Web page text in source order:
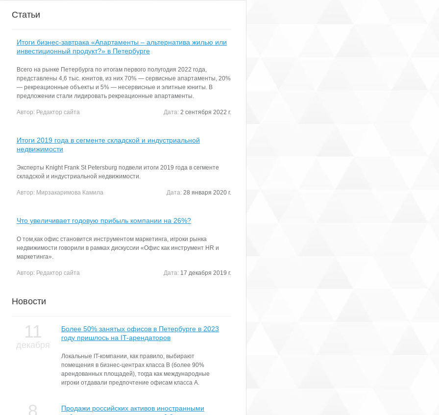
Статьи
Итоги бизнес-завтрака «Апартаменты – альтернатива жилью или
инвестиционный продукт?» в Петербурге
Всего на рынке Петербурга по итогам первого полугодия 2022 года,
представлены 4,6 тыс. юнитов, из них 70% — сервисные апартаменты, 20%
— рекреационные объекты и 5% — несервисные и элитные юниты. В
предложении стали лидировать рекреационные апартаменты.
Автор: Редактор сайта Дата: 2 сентября 2022 г.
Итоги 2019 года в сегменте складской и индустриальной
недвижимости
Эксперты Knight Frank St Petersburg подвели итоги 2019 года в сегменте
складской и индустриальной недвижимости.
Автор: Мирзакаримова Камила Дата: 28 января 2020 г.
Что увеличивает годовую прибыль компании на 26%?
О том,как офис становится инструментом маркетинга, игроки рынка
недвижимости говорили в рамках дискуссии «Офис как инструмент HR и
маркетинга».
Автор: Редактор сайта Дата: 17 декабря 2019 г.
Новости
11
декабря
Более 50% занятых офисов в Петербурге в 2023
году пришлось на IT-арендаторов
Локальные IT-компании, как правило, выбирают
помещения в бизнес-центрах класса В (более 90%
арендованных площадей), тогда как международные
игроки отдавали предпочтение офисам класса А.
8
Продажи российских активов иностранными